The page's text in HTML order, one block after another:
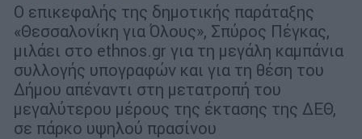
Ο επικεφαλής της δημοτικής παράταξης
«Θεσσαλονίκη για Όλους», Σπύρος Πέγκας,
μιλάει στο ethnos.gr για τη μεγάλη καμπάνια
συλλογής υπογραφών και για τη θέση του
Δήμου απέναντι στη μετατροπή του
μεγαλύτερου μέρους της έκτασης της ΔΕΘ,
σε πάρκο υψηλού πρασίνου